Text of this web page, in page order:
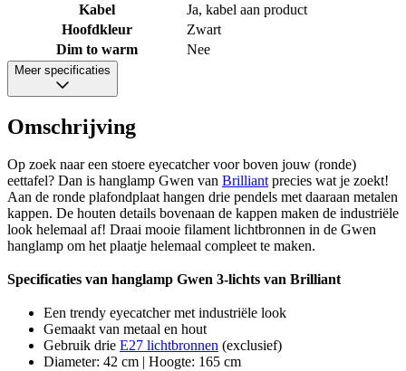
Kabel
Ja, kabel aan product
Hoofdkleur
Zwart
Dim to warm
Nee
Meer specificaties
Omschrijving
Op zoek naar een stoere eyecatcher voor boven jouw (ronde)
eettafel? Dan is hanglamp Gwen van Brilliantprecies wat je zoekt!
Aan de ronde plafondplaat hangen drie pendels met daaraan metalen
kappen. De houten details bovenaan de kappen maken de industriële
look helemaal af! Draai mooie filament lichtbronnen in de Gwen
hanglamp om het plaatje helemaal compleet te maken.
Specificaties van hanglamp Gwen 3-lichts van Brilliant
Een trendy eyecatcher met industriële look
Gemaakt van metaal en hout
Gebruik drie E27 lichtbronnen (exclusief)
Diameter: 42 cm | Hoogte: 165 cm